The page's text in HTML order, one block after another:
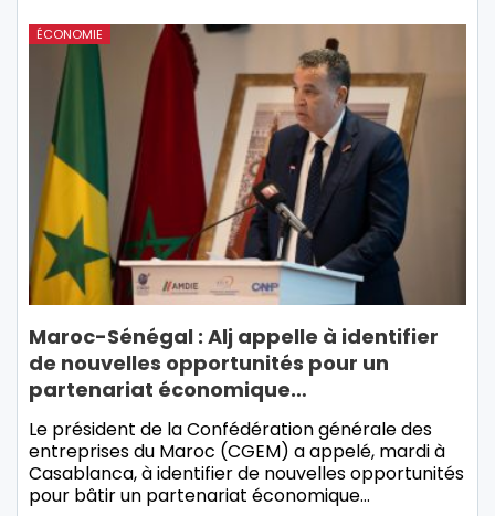
ÉCONOMIE
Maroc-Sénégal : Alj appelle à identifier
de nouvelles opportunités pour un
partenariat économique…
Le président de la Confédération générale des
entreprises du Maroc (CGEM) a appelé, mardi à
Casablanca, à identifier de nouvelles opportunités
pour bâtir un partenariat économique…